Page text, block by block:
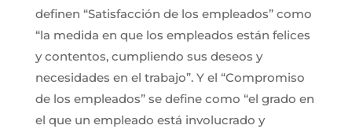
definen “Satisfacción de los empleados” como
“la medida en que los empleados están felices
y contentos, cumpliendo sus deseos y
necesidades en el trabajo”. Y el “Compromiso
de los empleados” se define como “el grado en
el que un empleado está involucrado y